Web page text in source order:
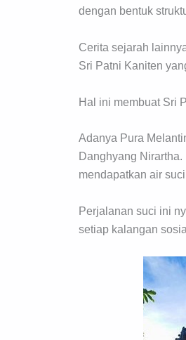
dengan bentuk
Cerita sejarah
Sri Patni Kaniten
Hal ini membuat Sri
Adanya Pura
Danghyang
mendapatkan air
Perjalanan suci ini
setiap kalangan